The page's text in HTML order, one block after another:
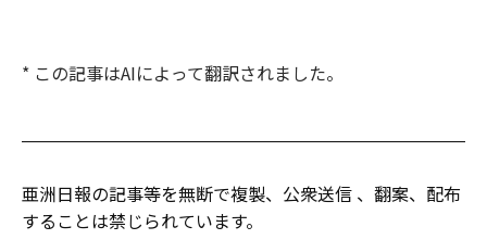
* この記事はAIによって翻訳されました。
亜洲日報の記事等を無断で複製、公衆送信 、翻案、配布
することは禁じられています。